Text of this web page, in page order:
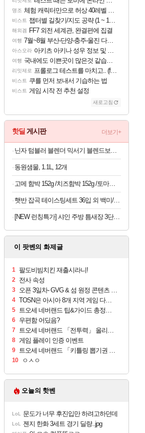
명조 체험 캐릭터만으로 허상 40레벨 하이와티아 5분 컷!｜에이메스·린네·모니에 명함
비스트 챕터별 길찾기/지도 공략 (1 ~ 12장)
해외겜 FF7 외전 세계관, 완결편에 집결
여행 7월~8월 부산-단양-충주-울진 다녀왔어요~
아스오라 아키츠 아키나 성우 정보 및 주요 필모
여행 국내에도 이쁜곳이 많은것 같습니다
리밋제로 프롤로그 테스트를 마치고.. (feat. 리아)
비스트 쿠를 먼저 보내서 기습하는 법
비스트 게임 시작 전 추천 설정
새로고침
핫딜 게시판 더보기+
닌자 텀블러 블렌더 믹서기 블렌드보스 휴대용 DB351KR
동원샘물, 1.1L, 12개
고메 함박 152g /치즈함박 152g /토마토미트볼 147G X 12봉
햇반 잡곡 테이스팅세트 36입 외 백미/잡곡 36개,24개 실속구성
[NEW 런칭특가] 샤인 주방 틈새장 3단 이동식 선반
이 팟벤의 화제글
1 팔도비빔치킨 재출시라니!
2 전사 속성
3 오픈 3일차- GVG & 섬 원정 콘텐츠 출시!
4 TOSN은 아시아 8개 지역 게임 다운로드 랭킹 1위에 올랐습니다!
5 트오세 네버랜드 팁&가이드 총정리 (쿠폰 포함)
6 우편함 어딨음?
7 트오세 네버랜드 「전투력」 올리는 4가지 방법
8 게임 플레이 인증 이벤트
9 트오세 네버랜드 「키틀링 뽑기권 얻는 법」
10 ㅇㅅㅇ
오늘의 핫벤
LoL 문도가 너무 후진입만 하려고하던데
LoL 젠지 한화 3세트 경기 딜량..jpg